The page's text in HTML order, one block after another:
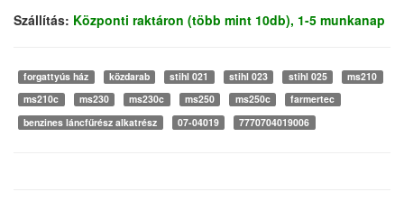
Szállítás: Központi raktáron (több mint 10db), 1-5 munkanap
forgattyús ház közdarab stihl 021 stihl 023 stihl 025
ms210
ms210c
ms230 ms230c ms250 ms250c
farmertec
benzines láncfűrész alkatrész
07-04019 7770704019006